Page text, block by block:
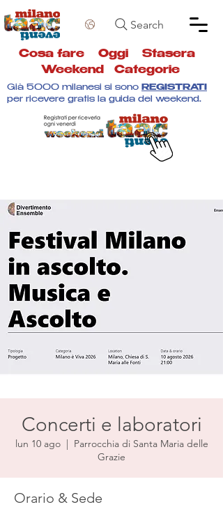
Search
Cosa fare Oggi Stasera
Weekend
Categorie
Già 5000 milanesi si sono REGISTRATI
per ricevere gratis la guida del weekend.
Concerti e laboratori
lun 10 ago
  |
Parrocchia di Santa Maria delle
Grazie
Orario & Sede